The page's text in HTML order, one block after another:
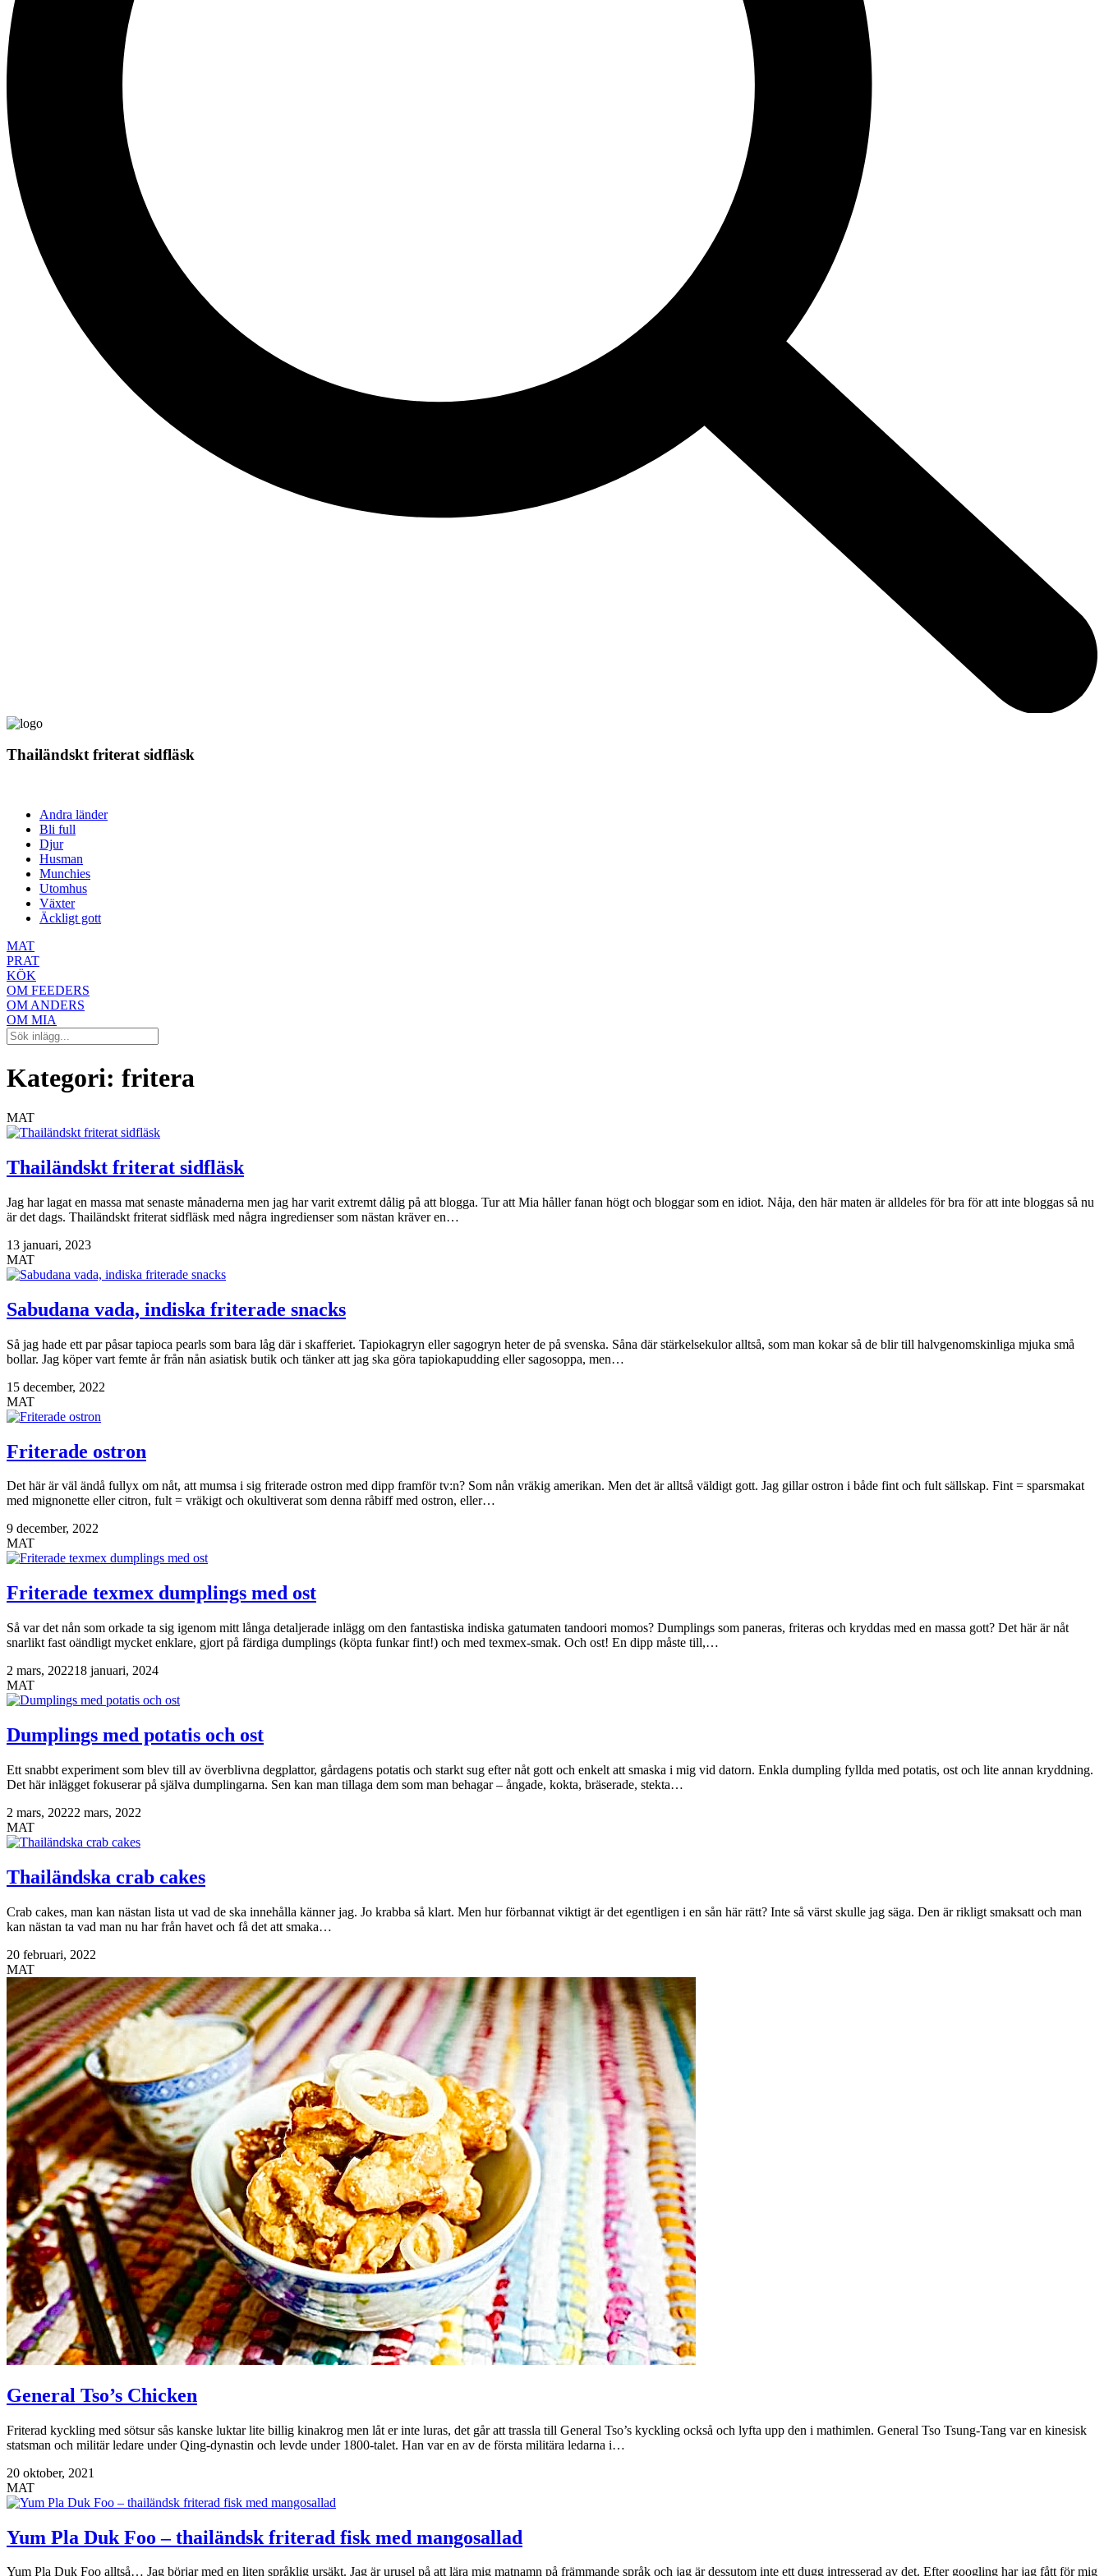
Thailändskt friterat sidfläsk
Andra länder
Bli full
Djur
Husman
Munchies
Utomhus
Växter
Äckligt gott
MAT
PRAT
KÖK
OM FEEDERS
OM ANDERS
OM MIA
Kategori: fritera
MAT
Thailändskt friterat sidfläsk
Jag har lagat en massa mat senaste månaderna men jag har varit extremt dålig på att blogga. Tur att Mia håller fanan högt och bloggar som en idiot. Nåja, den här maten är alldeles för bra för att inte bloggas så nu
är det dags. Thailändskt friterat sidfläsk med några ingredienser som nästan kräver en…
13 januari, 2023
MAT
Sabudana vada, indiska friterade snacks
Så jag hade ett par påsar tapioca pearls som bara låg där i skafferiet. Tapiokagryn eller sagogryn heter de på svenska. Såna där stärkelsekulor alltså, som man kokar så de blir till halvgenomskinliga mjuka små
bollar. Jag köper vart femte år från nån asiatisk butik och tänker att jag ska göra tapiokapudding eller sagosoppa, men…
15 december, 2022
MAT
Friterade ostron
Det här är väl ändå fullyx om nåt, att mumsa i sig friterade ostron med dipp framför tv:n? Som nån vräkig amerikan. Men det är alltså väldigt gott. Jag gillar ostron i både fint och fult sällskap. Fint = sparsmakat
med mignonette eller citron, fult = vräkigt och okultiverat som denna råbiff med ostron, eller…
9 december, 2022
MAT
Friterade texmex dumplings med ost
Så var det nån som orkade ta sig igenom mitt långa detaljerade inlägg om den fantastiska indiska gatumaten tandoori momos? Dumplings som paneras, friteras och kryddas med en massa gott? Det här är nåt
snarlikt fast oändligt mycket enklare, gjort på färdiga dumplings (köpta funkar fint!) och med texmex-smak. Och ost! En dipp måste till,…
2 mars, 202218 januari, 2024
MAT
Dumplings med potatis och ost
Ett snabbt experiment som blev till av överblivna degplattor, gårdagens potatis och starkt sug efter nåt gott och enkelt att smaska i mig vid datorn. Enkla dumpling fyllda med potatis, ost och lite annan kryddning.
Det här inlägget fokuserar på själva dumplingarna. Sen kan man tillaga dem som man behagar – ångade, kokta, bräserade, stekta…
2 mars, 20222 mars, 2022
MAT
Thailändska crab cakes
Crab cakes, man kan nästan lista ut vad de ska innehålla känner jag. Jo krabba så klart. Men hur förbannat viktigt är det egentligen i en sån här rätt? Inte så värst skulle jag säga. Den är rikligt smaksatt och man
kan nästan ta vad man nu har från havet och få det att smaka…
20 februari, 2022
MAT
General Tso’s Chicken
Friterad kyckling med sötsur sås kanske luktar lite billig kinakrog men låt er inte luras, det går att trassla till General Tso’s kyckling också och lyfta upp den i mathimlen. General Tso Tsung-Tang var en kinesisk
statsman och militär ledare under Qing-dynastin och levde under 1800-talet. Han var en av de första militära ledarna i…
20 oktober, 2021
MAT
Yum Pla Duk Foo – thailändsk friterad fisk med mangosallad
Yum Pla Duk Foo alltså… Jag börjar med en liten språklig ursäkt. Jag är urusel på att lära mig matnamn på främmande språk och jag är dessutom inte ett dugg intresserad av det. Efter googling har jag fått för mig